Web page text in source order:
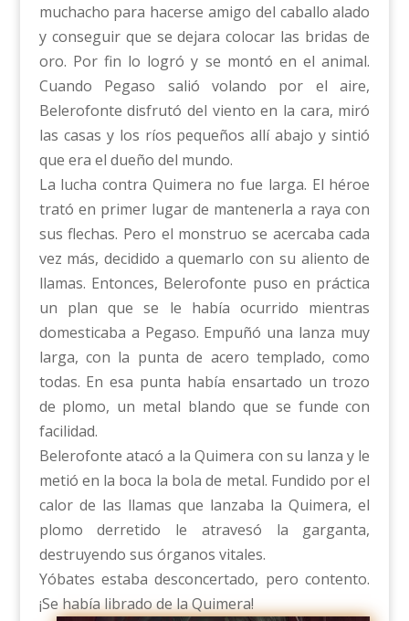
muchacho para hacerse amigo del caballo alado
y conseguir que se dejara colocar las bridas de
oro. Por fin lo logró y se montó en el animal.
Cuando Pegaso salió volando por el aire,
Belerofonte disfrutó del viento en la cara, miró
las casas y los ríos pequeños allí abajo y sintió
que era el dueño del mundo.
La lucha contra Quimera no fue larga. El héroe
trató en primer lugar de mantenerla a raya con
sus flechas. Pero el monstruo se acercaba cada
vez más, decidido a quemarlo con su aliento de
llamas. Entonces, Belerofonte puso en práctica
un plan que se le había ocurrido mientras
domesticaba a Pegaso. Empuñó una lanza muy
larga, con la punta de acero templado, como
todas. En esa punta había ensartado un trozo
de plomo, un metal blando que se funde con
facilidad.
Belerofonte atacó a la Quimera con su lanza y le
metió en la boca la bola de metal. Fundido por el
calor de las llamas que lanzaba la Quimera, el
plomo derretido le atravesó la garganta,
destruyendo sus órganos vitales.
Yóbates estaba desconcertado, pero contento.
¡Se había librado de la Quimera!